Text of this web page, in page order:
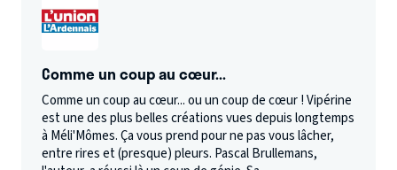
Comme un coup au cœur...
Comme un coup au cœur... ou un coup de cœur ! Vipérine
est une des plus belles créations vues depuis longtemps
à Méli'Mômes. Ça vous prend pour ne pas vous lâcher,
entre rires et (presque) pleurs. Pascal Brullemans,